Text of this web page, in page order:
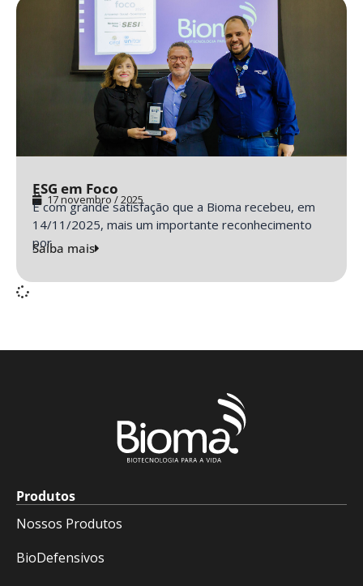
ESG em Foco
17 novembro / 2025
É com grande satisfação que a Bioma recebeu, em
14/11/2025, mais um importante reconhecimento
por
Saiba mais
Produtos
Nossos Produtos
BioDefensivos